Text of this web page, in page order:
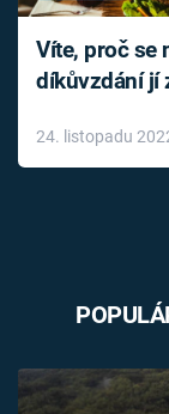
Víte, proč se
díkůvzdání jí
24. listopadu